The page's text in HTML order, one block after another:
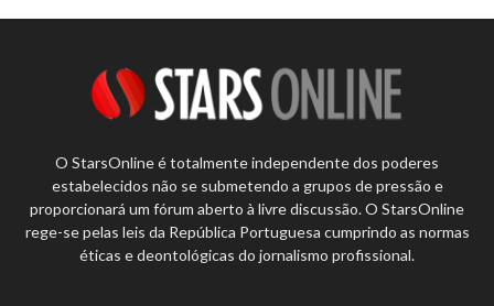
O StarsOnline é totalmente independente dos poderes
estabelecidos não se submetendo a grupos de pressão e
proporcionará um fórum aberto à livre discussão. O StarsOnline
rege-se pelas leis da República Portuguesa cumprindo as normas
éticas e deontológicas do jornalismo profissional.